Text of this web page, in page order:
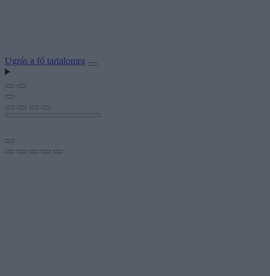
Ugrás a fő tartalomra